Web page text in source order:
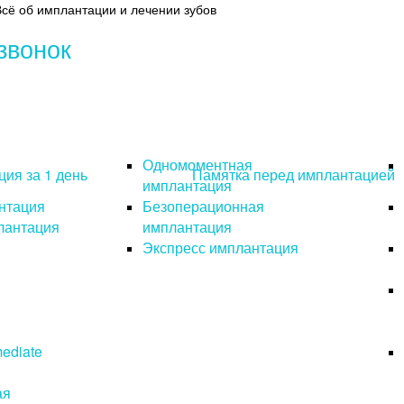
об имплантации и лечении зубов
за 1 день
Одномоментная
имплантация
Безоперационная
имплантация
Экспресс имплантация
Памятка перед имплантацией